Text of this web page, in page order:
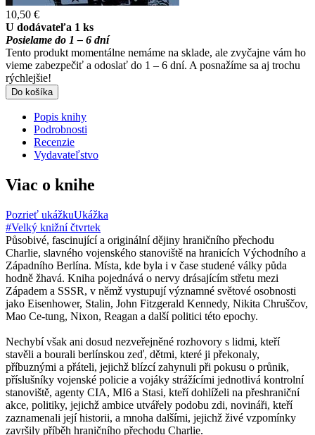
10,50 €
U dodávateľa 1 ks
Posielame do 1 – 6 dní
Tento produkt momentálne nemáme na sklade, ale zvyčajne vám ho
vieme zabezpečiť a odoslať do 1 – 6 dní. A posnažíme sa aj trochu
rýchlejšie!
Do košíka
Popis knihy
Podrobnosti
Recenzie
Vydavateľstvo
Viac o knihe
Pozrieť ukážkuUkážka
#Velký knižní čtvrtek
Působivé, fascinující a originální dějiny hraničního přechodu
Charlie, slavného vojenského stanoviště na hranicích Východního a
Západního Berlína. Místa, kde byla i v čase studené války půda
hodně žhavá. Kniha pojednává o nervy drásajícím střetu mezi
Západem a SSSR, v němž vystupují významné světové osobnosti
jako Eisenhower, Stalin, John Fitzgerald Kennedy, Nikita Chruščov,
Mao Ce-tung, Nixon, Reagan a další politici této epochy.
Nechybí však ani dosud nezveřejněné rozhovory s lidmi, kteří
stavěli a bourali berlínskou zeď, dětmi, které ji překonaly,
příbuznými a přáteli, jejichž blízcí zahynuli při pokusu o průnik,
příslušníky vojenské policie a vojáky strážícími jednotlivá kontrolní
stanoviště, agenty CIA, MI6 a Stasi, kteří dohlíželi na přeshraniční
akce, politiky, jejichž ambice utvářely podobu zdi, novináři, kteří
zaznamenali její historii, a mnoha dalšími, jejichž živé vzpomínky
završily příběh hraničního přechodu Charlie.